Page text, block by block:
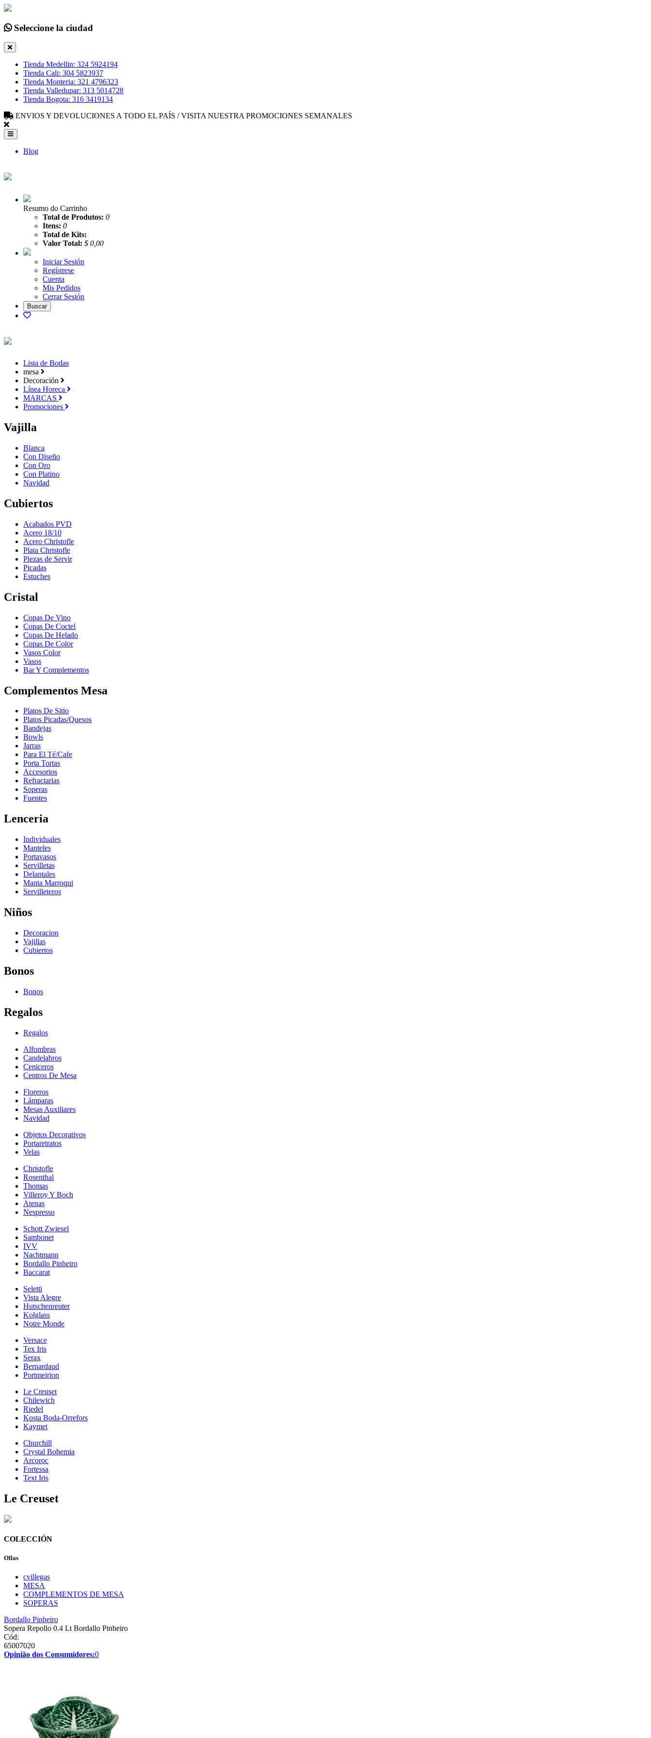
Seleccione la ciudad
Tienda Medellin: 324 5924194
Tienda Cali: 304 5823937
Tienda Monteria: 321 4796323
Tienda Valledupar: 313 5014728
Tienda Bogota: 316 3419134
ENVIOS Y DEVOLUCIONES A TODO EL PAÍS / VISITA NUESTRA PROMOCIONES SEMANALES
Blog
Resumo do Carrinho
Total de Produtos: 0
Itens: 0
Total de Kits:
Valor Total: $ 0,00
Iniciar Sesión
Regístrese
Cuenta
Mis Pedidos
Cerrar Sesión
Lista de Bodas
mesa
Decoración
Línea Horeca
MARCAS
Promociones
Vajilla
Blanca
Con Diseño
Con Oro
Con Platino
Navidad
Cubiertos
Acabados PVD
Acero 18/10
Acero Christofle
Plata Christofle
Piezas de Servir
Picadas
Estuches
Cristal
Copas De Vino
Copas De Coctel
Copas De Helado
Copas De Color
Vasos Color
Vasos
Bar Y Complementos
Complementos Mesa
Platos De Sitio
Platos Picadas/Quesos
Bandejas
Bowls
Jarras
Para El Té/Cafe
Porta Tortas
Accesorios
Refractarias
Soperas
Fuentes
Lenceria
Individuales
Manteles
Portavasos
Servilletas
Delantales
Manta Marroqui
Servilleteros
Niños
Decoracion
Vajillas
Cubiertos
Bonos
Bonos
Regalos
Regalos
Alfombras
Candelabros
Ceniceros
Centros De Mesa
Floreros
Lámparas
Mesas Auxiliares
Navidad
Objetos Decorativos
Portaretratos
Velas
Christofle
Rosenthal
Thomas
Villeroy Y Boch
Atenas
Nespresso
Schott Zwiesel
Sambonet
IVV
Nachtmann
Bordallo Pinheiro
Baccarat
Seletti
Vista Alegre
Hutschenreuter
Kolglass
Notre Monde
Versace
Tex Iris
Serax
Bernardaud
Portmeirion
Le Creuset
Chilewich
Riedel
Kosta Boda-Orrefors
Kaymet
Churchill
Crystal Bohemia
Arcoroc
Fortessa
Text Iris
Le Creuset
COLECCIÓN
Ollas
cvillegas
MESA
COMPLEMENTOS DE MESA
SOPERAS
Bordallo Pinheiro
Sopera Repollo 0.4 Lt Bordallo Pinheiro
Cód:
65007020
Opinião dos Consumidores:0